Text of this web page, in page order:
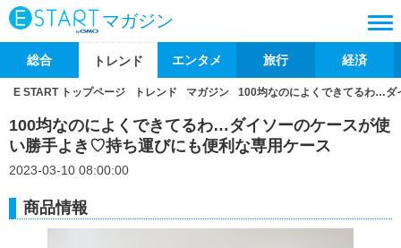
マガジン
総合 トレンド エンタメ 旅行 経済
E START トップページ トレンド マガジン 100均なのによくできてるわ…ダ
100均なのによくできてるわ…ダイソーのケースが使
い勝手よき♡持ち運びにも便利な専用ケース
2023-03-10 08:00:00
商品情報